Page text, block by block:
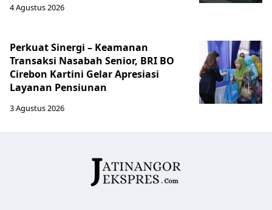
4 Agustus 2026
Perkuat Sinergi – Keamanan
Transaksi Nasabah Senior, BRI BO
Cirebon Kartini Gelar Apresiasi
Layanan Pensiunan
3 Agustus 2026